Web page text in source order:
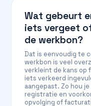
Wat gebeurt
iets vergeet
de werkbon?
Dat is eenvoudig te
werkbon is veel
verkleint de kans op
iets verkeerd
aangepast. Zo hou
registratie en
opvolging of